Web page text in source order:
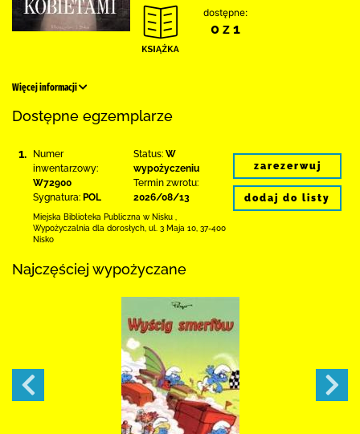
dostępne:
0 z 1
Więcej informacji
Dostępne egzemplarze
1.
Numer
inwentarzowy:
W72900
Sygnatura: POL
Status: W
wypożyczeniu
Termin zwrotu:
2026/08/13
Miejska Biblioteka Publiczna w Nisku
Wypożyczalnia dla dorosłych, ul. 3 Maja 10 37-400
Nisko
zarezerwuj
dodaj do listy
Najczęściej wypożyczane